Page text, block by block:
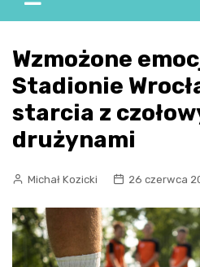
Wzmożone
Stadionie
starcia z
drużynami
Michał Kozicki 26 czerwca